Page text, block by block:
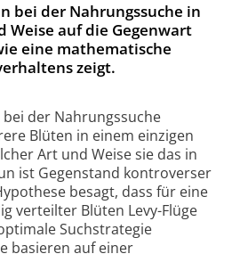
bei der Nahrungssuche in
Weise auf die Gegenwart
eine mathematische
zeigt.
der Nahrungssuche
Blüten in einem einzigen
Art und Weise sie das in
ist Gegenstand kontroverser
besagt, dass für eine
verteilter Blüten Levy-Flüge
Suchstrategie
basieren auf einer